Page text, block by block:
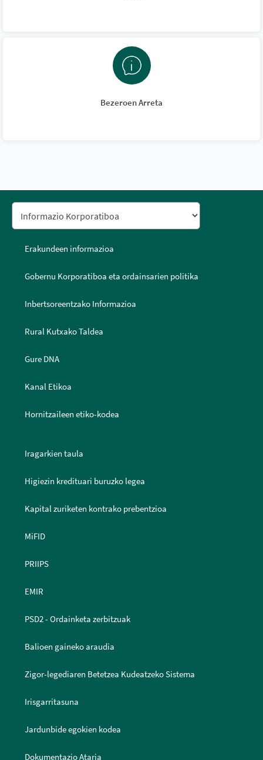
Bezeroen Arreta
Erakundeen informazioa
Gobernu Korporatiboa eta ordainsarien politika
Inbertsoreentzako Informazioa
Rural Kutxako Taldea
Gure DNA
Kanal Etikoa
Hornitzaileen etiko-kodea
Iragarkien taula
Higiezin kredituari buruzko legea
Kapital zuriketen kontrako prebentzioa
MiFID
PRIIPS
EMIR
PSD2 - Ordainketa zerbitzuak
Balioen gaineko araudia
Zigor-legediaren Betetzea Kudeatzeko Sistema
Irisgarritasuna
Jardunbide egokien kodea
Dokumentazio Ataria